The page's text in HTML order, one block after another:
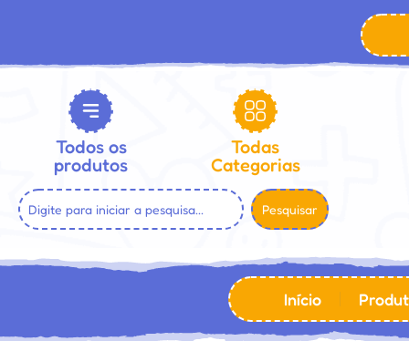
Todos os
produtos
Todas
Categorias
Pesquisar
Início